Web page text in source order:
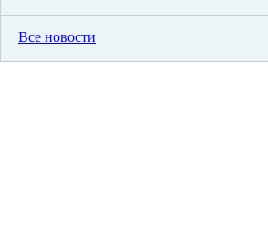
Все новости